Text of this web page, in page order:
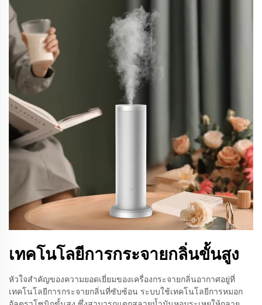
เทคโนโลยีการกระจายกลิ่นขั้นสูง
หัวใจสำคัญของความยอดเยี่ยมของเครื่องกระจายกลิ่นอากาศอยู่ที่
เทคโนโลยีการกระจายกลิ่นที่ซับซ้อน ระบบใช้เทคโนโลยีการหมอก